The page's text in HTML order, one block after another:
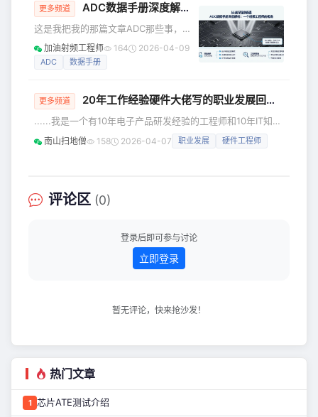
(/uploads/mp/20260322/38/50938-
3.jpg) 运维工程师在日常工作中频繁运
用的10款工具，并细致阐述每款工具的
功能、适用场景以及其卓越之处。 1.
Shell脚本 功能：主要用于自动化任务和
更多频道 ADC数据手册深度解析：一个射频工程师的视角
这是我把我的那篇文章ADC那些事，
SNR，ENOB，SFDR等发给
notebookLM，啥话也没说，它给我生
都生成到我的心坎里了。
加油射频工程师 164 2026-04-09
ADC 数据手册
更多频道 20年工作经验硬件大佬写的职业发展回忆录（1）
......我是一个有10年电子产品研发经验的工程师和10年IT知名
公司研发中心管理经验的技术管理者。世上好的管理理念可能
归纳起来就那么1~2百条，也都好理解，难的是怎么适当地运
5月我进了宿迁无线电厂。今天已极少有人知道这家厂, 但当
时这家厂还是有些名气的，因为当时设计新产品技
南山扫地僧 158 2026-04-07 职业发展 硬件工程师
评论区 (0)
登录后即可参与讨论
立即登录
暂无评论，快来抢沙发！
热门文章
1 芯片ATE测试介绍